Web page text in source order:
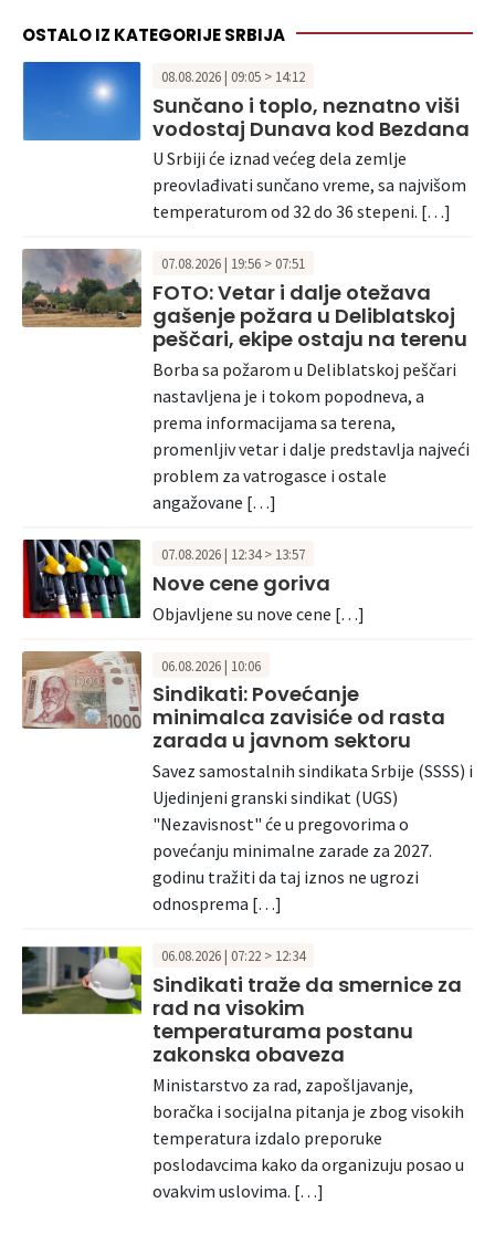
OSTALO IZ KATEGORIJE SRBIJA
08.08.2026 | 09:05 > 14:12
Sunčano i toplo, neznatno viši
vodostaj Dunava kod Bezdana
U Srbiji će iznad većeg dela zemlje
preovlađivati sunčano vreme, sa najvišom
temperaturom od 32 do 36 stepeni. […]
07.08.2026 | 19:56 > 07:51
FOTO: Vetar i dalje otežava
gašenje požara u Deliblatskoj
peščari, ekipe ostaju na terenu
Borba sa požarom u Deliblatskoj peščari
nastavljena je i tokom popodneva, a
prema informacijama sa terena,
promenljiv vetar i dalje predstavlja najveći
problem za vatrogasce i ostale
angažovane […]
07.08.2026 | 12:34 > 13:57
Nove cene goriva
Objavljene su nove cene […]
06.08.2026 | 10:06
Sindikati: Povećanje
minimalca zavisiće od rasta
zarada u javnom sektoru
Savez samostalnih sindikata Srbije (SSSS) i
Ujedinjeni granski sindikat (UGS)
"Nezavisnost" će u pregovorima o
povećanju minimalne zarade za 2027.
godinu tražiti da taj iznos ne ugrozi
odnosprema […]
06.08.2026 | 07:22 > 12:34
Sindikati traže da smernice za
rad na visokim
temperaturama postanu
zakonska obaveza
Ministarstvo za rad, zapošljavanje,
boračka i socijalna pitanja je zbog visokih
temperatura izdalo preporuke
poslodavcima kako da organizuju posao u
ovakvim uslovima. […]